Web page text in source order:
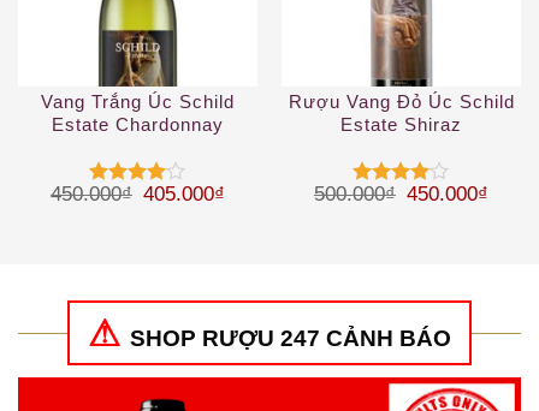
Vang Trắng Úc Schild
Estate Chardonnay
Được
450.000₫ Giá gốc là: 450.000₫.
405.000₫ Giá hiện tại là: 405.000₫.
Rượu Vang Đỏ Úc Schild
Estate Shiraz
Được
500.000₫ Giá gốc là:
450.000₫
SHOP RƯỢU 247 CẢNH BÁO